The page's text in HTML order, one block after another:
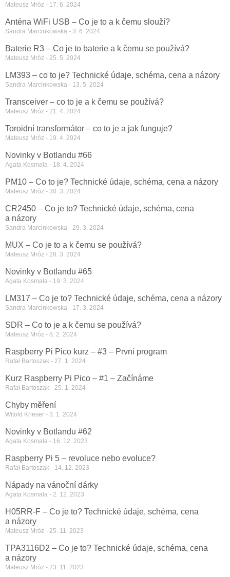
Mateusz Mróz 17. 6. 2024
Anténa WiFi USB – Co je to a k čemu slouží?
Sandra Marcinkowska 3. 6. 2024
Baterie R3 – Co je to baterie a k čemu se používá?
Mateusz Mróz 25. 5. 2024
LM393 – co to je? Technické údaje, schéma, cena a názory
Sandra Marcinkowska 13. 5. 2024
Transceiver – co to je a k čemu se používá?
Mateusz Mróz 21. 4. 2024
Toroidní transformátor – co to je a jak funguje?
Mateusz Mróz 19. 4. 2024
Novinky v Botlandu #66
Agata Kosmala 18. 4. 2024
PM10 – Co to je? Technické údaje, schéma, cena a názory
Mateusz Mróz 30. 3. 2024
CR2450 – Co je to? Technické údaje, schéma, cena
a názory
Sandra Marcinkowska 29. 3. 2024
MUX – Co je to a k čemu se používá?
Mateusz Mróz 28. 3. 2024
Novinky v Botlandu #65
Agata Kosmala 19. 3. 2024
LM317 – Co je to? Technické údaje, schéma, cena a názory
Sandra Marcinkowska 17. 3. 2024
SDR – Co to je a k čemu se používá?
Mateusz Mróz 8. 2. 2024
Raspberry Pi Pico kurz – #3 – První program
Rafał Bartoszak 27. 1. 2024
Kurz Raspberry Pi Pico – #1 – Začínáme
Rafał Bartoszak 25. 1. 2024
Chyby měření
Witold Krieser 3. 1. 2024
Novinky v Botlandu #62
Agata Kosmala 16. 12. 2023
Raspberry Pi 5 – revoluce nebo evoluce?
Rafał Bartoszak 14. 12. 2023
Nápady na vánoční dárky
Agata Kosmala 2. 12. 2023
H05RR-F – Co je to? Technické údaje, schéma, cena
a názory
Mateusz Mróz 25. 11. 2023
TPA3116D2 – Co je to? Technické údaje, schéma, cena
a názory
Mateusz Mróz 23. 11. 2023